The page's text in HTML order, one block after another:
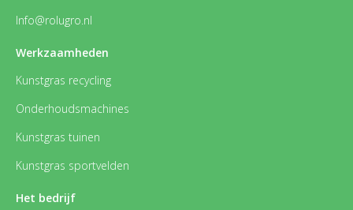
Info@rolugro.nl
Werkzaamheden
Kunstgras recycling
Onderhoudsmachines
Kunstgras tuinen
Kunstgras sportvelden
Het bedrijf